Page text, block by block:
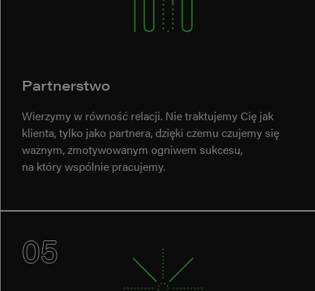
Partnerstwo
Wierzymy w równość relacji. Nie traktujemy Cię jak
klienta, tylko jako partnera, dzięki czemu czujemy się
ważnym, zmotywowanym ogniwem sukcesu,
na który wspólnie pracujemy.
05